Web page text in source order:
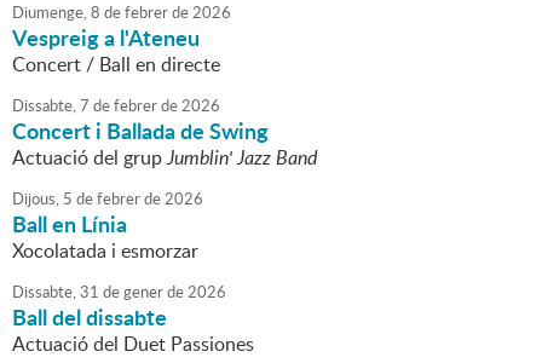
Diumenge,8 defebrerde2026
Vespreig a l'Ateneu
Concert / Ball en directe
Dissabte,7 defebrerde2026
Concert i Ballada de Swing
Actuació del grupJumblin' Jazz Band
Dijous, 5 defebrerde2026
Ball en Línia
Xocolatada i esmorzar
Dissabte,31 degenerde2026
Ball del dissabte
Actuació del Duet Passiones